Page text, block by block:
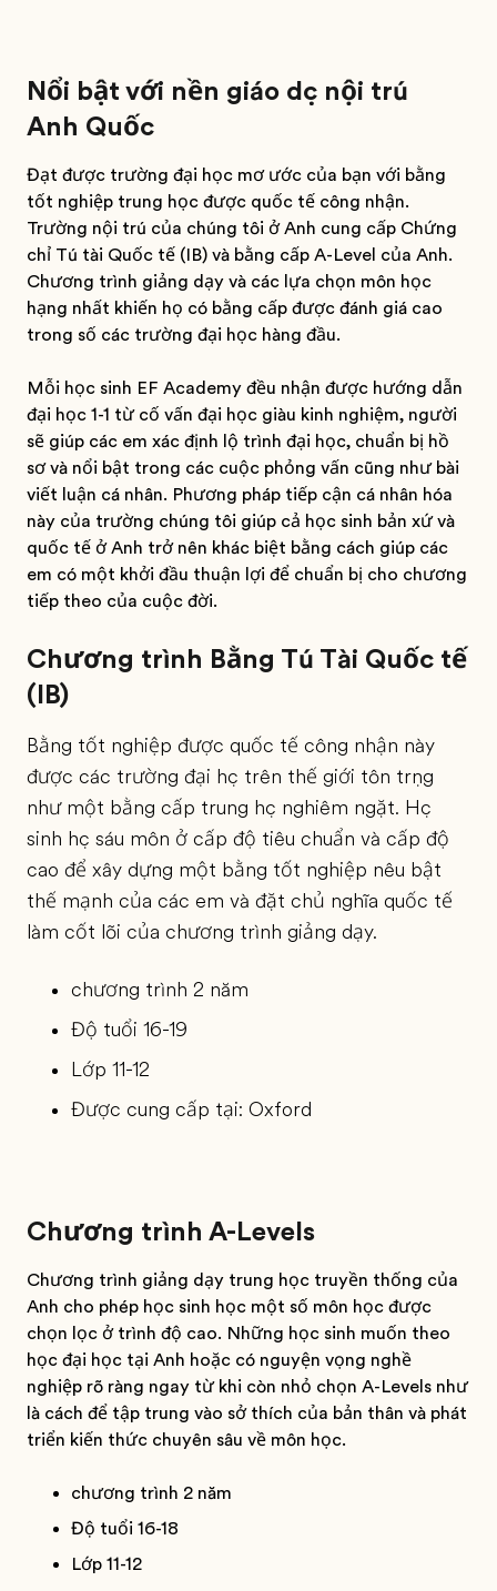
Nổi bật với nền giáo dục nội trú
Anh Quốc
Đạt được trường đại học mơ ước của bạn với bằng
tốt nghiệp trung học được quốc tế công nhận.
Trường nội trú của chúng tôi ở Anh cung cấp Chứng
chỉ Tú tài Quốc tế (IB) và bằng cấp A-Level của Anh.
Chương trình giảng dạy và các lựa chọn môn học
hạng nhất khiến họ có bằng cấp được đánh giá cao
trong số các trường đại học hàng đầu.
Mỗi học sinh EF Academy đều nhận được hướng dẫn
đại học 1-1 từ cố vấn đại học giàu kinh nghiệm, người
sẽ giúp các em xác định lộ trình đại học, chuẩn bị hồ
sơ và nổi bật trong các cuộc phỏng vấn cũng như bài
viết luận cá nhân. Phương pháp tiếp cận cá nhân hóa
này của trường chúng tôi giúp cả học sinh bản xứ và
quốc tế ở Anh trở nên khác biệt bằng cách giúp các
em có một khởi đầu thuận lợi để chuẩn bị cho chương
tiếp theo của cuộc đời.
Chương trình Bằng Tú Tài Quốc tế
(IB)
Bằng tốt nghiệp được quốc tế công nhận này
được các trường đại học trên thế giới tôn trọng
như một bằng cấp trung học nghiêm ngặt. Học
sinh học sáu môn ở cấp độ tiêu chuẩn và cấp độ
cao để xây dựng một bằng tốt nghiệp nêu bật
thế mạnh của các em và đặt chủ nghĩa quốc tế
làm cốt lõi của chương trình giảng dạy.
chương trình 2 năm
Độ tuổi 16-19
Lớp 11-12
Được cung cấp tại: Oxford
Chương trình A-Levels
Chương trình giảng dạy trung học truyền thống của
Anh cho phép học sinh học một số môn học được
chọn lọc ở trình độ cao. Những học sinh muốn theo
học đại học tại Anh hoặc có nguyện vọng nghề
nghiệp rõ ràng ngay từ khi còn nhỏ chọn A-Levels như
là cách để tập trung vào sở thích của bản thân và phát
triển kiến thức chuyên sâu về môn học.
chương trình 2 năm
Độ tuổi 16-18
Lớp 11-12